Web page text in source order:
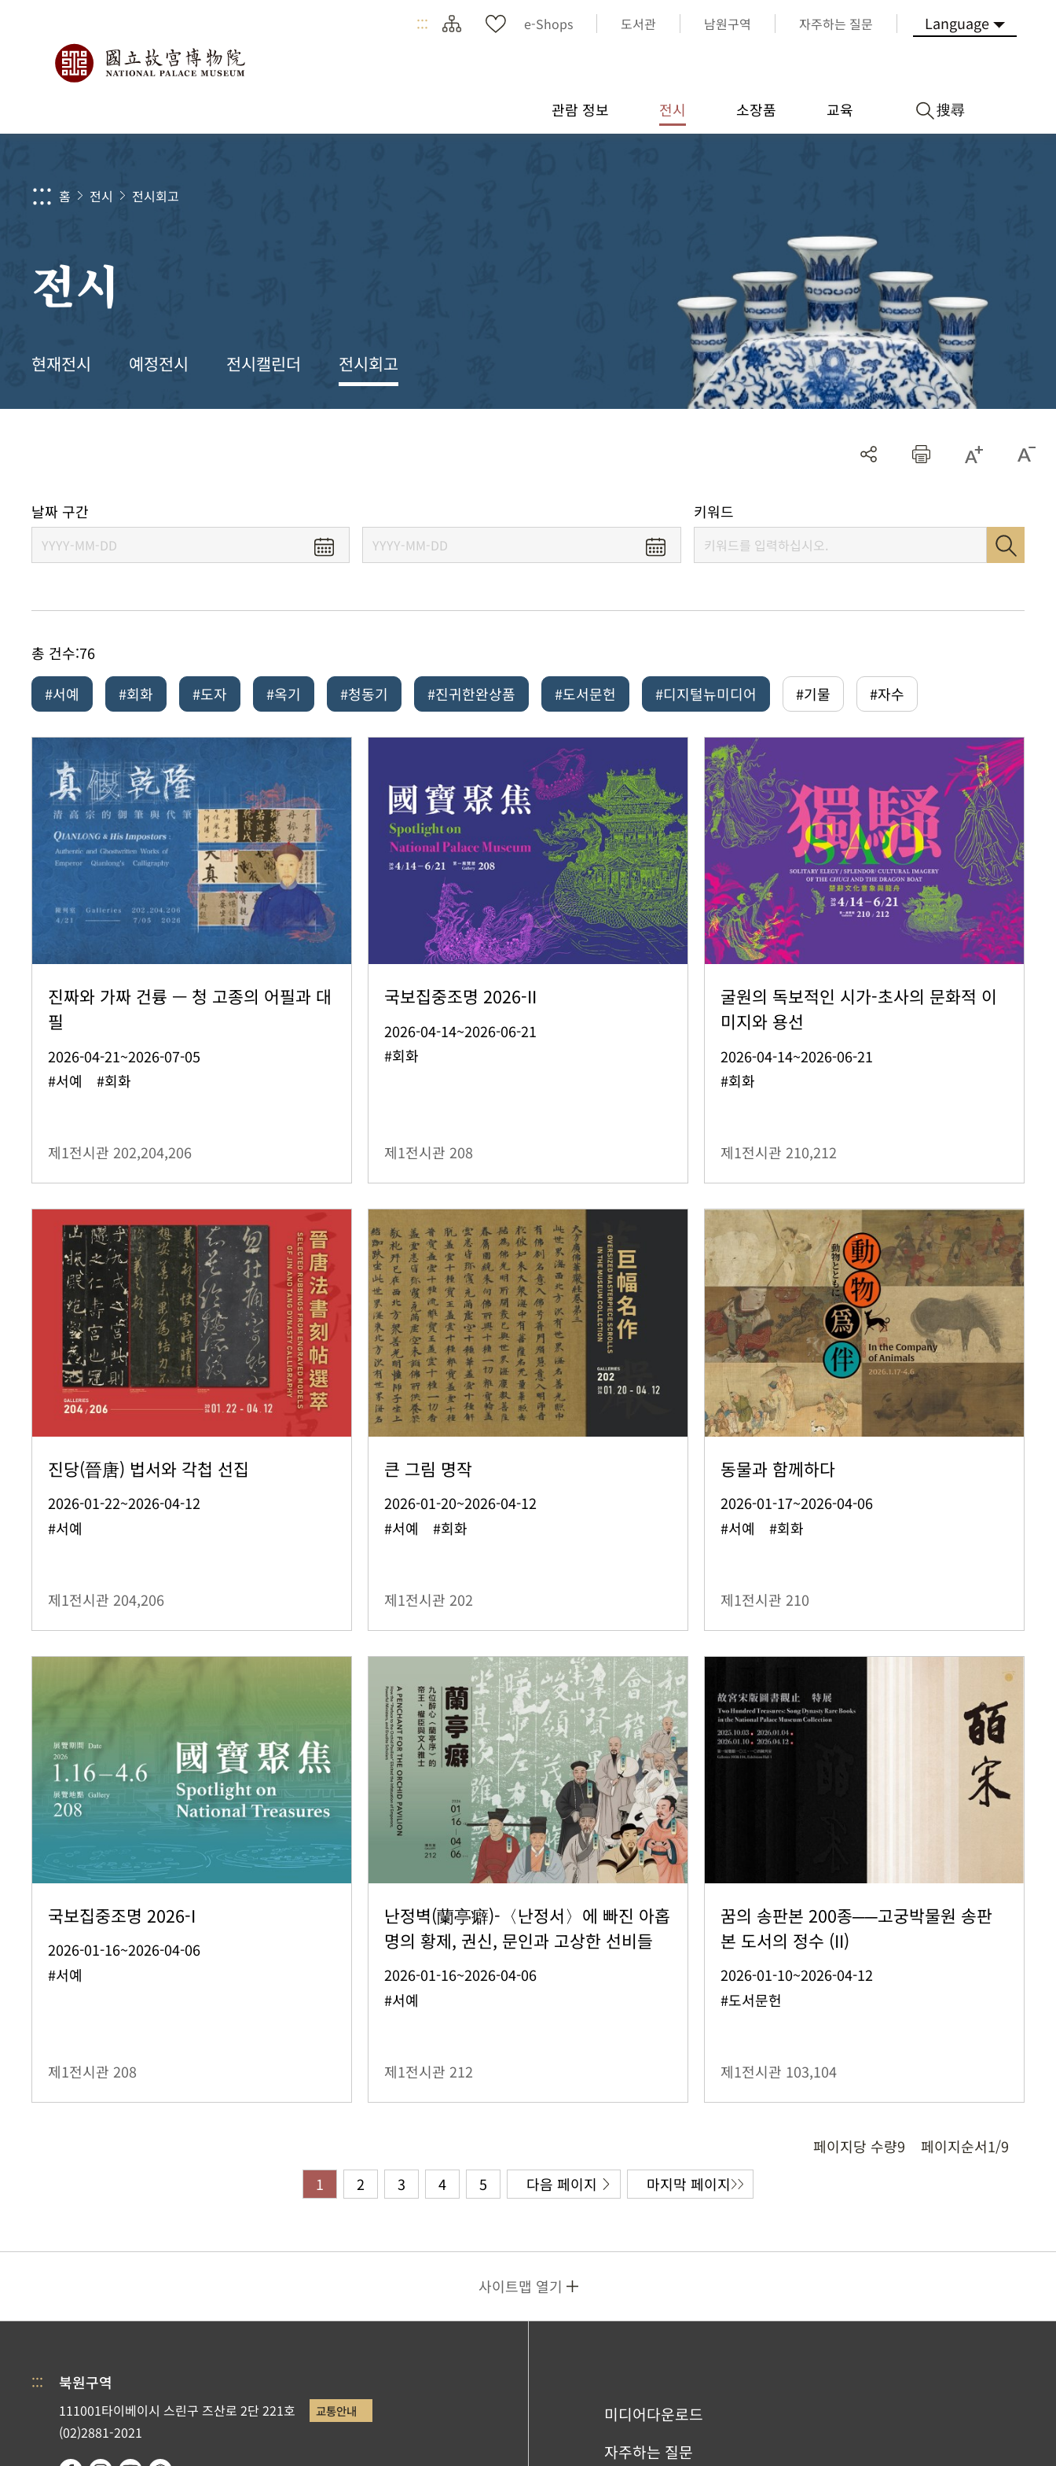
::: e-Shops 도서관 남원구역 자주하는 질문 Language
관람 정보 전시 소장품 교육 搜尋
::: 홈 전시 전시회고
전시
현재전시 예정전시 전시캘린더 전시회고
날짜 구간 키워드
총 건수:76
#서예
#회화 #도자 #옥기 #청동기 #진귀한완상품 #도서문헌 #디지털뉴미디어 #기물 #자수
진짜와 가짜 건륭 — 청 고종의 어필과 대
필
2026-04-21~2026-07-05
#서예 #회화
제1전시관 202,204,206
국보집중조명 2026-II
2026-04-14~2026-06-21
#회화
제1전시관 208
굴원의 독보적인 시가-초사의 문화적 이
미지와 용선
2026-04-14~2026-06-21
#회화
제1전시관 210,212
진당(晉唐) 법서와 각첩 선집
2026-01-22~2026-04-12
#서예
제1전시관 204,206
큰 그림 명작
2026-01-20~2026-04-12
#서예 #회화
제1전시관 202
동물과 함께하다
2026-01-17~2026-04-06
#서예 #회화
제1전시관 210
국보집중조명 2026-I
2026-01-16~2026-04-06
#서예
제1전시관 208
난정벽(蘭亭癖)-〈난정서〉에 빠진 아홉
명의 황제, 권신, 문인과 고상한 선비들
2026-01-16~2026-04-06
#서예
제1전시관 212
꿈의 송판본 200종──고궁박물원 송판
본 도서의 정수 (II)
2026-01-10~2026-04-12
#도서문헌
제1전시관 103,104
페이지당 수량9 페이지순서1/9
1
2 3 4 5 다음 페이지 마지막 페이지
사이트맵 열기
::: 북원구역
111001타이베이시 스린구 즈산로 2단 221호 교통안내
(02)2881-2021
미디어다운로드
자주하는 질문